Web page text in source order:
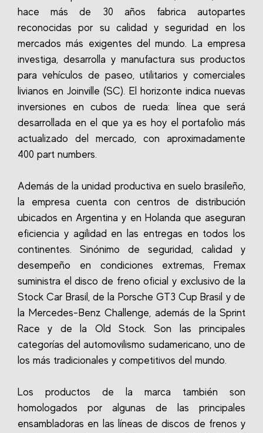
hace más de 30 años fabrica autopartes
reconocidas por su calidad y seguridad en los
mercados más exigentes del mundo. La empresa
investiga, desarrolla y manufactura sus productos
para vehículos de paseo, utilitarios y comerciales
livianos en Joinville (SC). El horizonte indica nuevas
inversiones en cubos de rueda: línea que será
desarrollada en el que ya es hoy el portafolio más
actualizado del mercado, con aproximadamente
400 part numbers.
Además de la unidad productiva en suelo brasileño,
la empresa cuenta con centros de distribución
ubicados en Argentina y en Holanda que aseguran
eficiencia y agilidad en las entregas en todos los
continentes. Sinónimo de seguridad, calidad y
desempeño en condiciones extremas, Fremax
suministra el disco de freno oficial y exclusivo de la
Stock Car Brasil, de la Porsche GT3 Cup Brasil y de
la Mercedes-Benz Challenge, además de la Sprint
Race y de la Old Stock. Son las principales
categorías del automovilismo sudamericano, uno de
los más tradicionales y competitivos del mundo.
Los productos de la marca también son
homologados por algunas de las principales
ensambladoras en las líneas de discos de frenos y